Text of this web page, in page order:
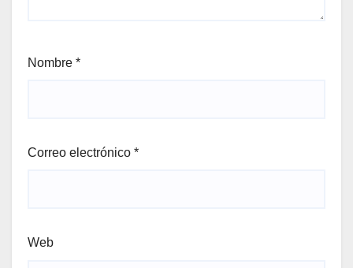
Nombre *
Correo electrónico *
Web